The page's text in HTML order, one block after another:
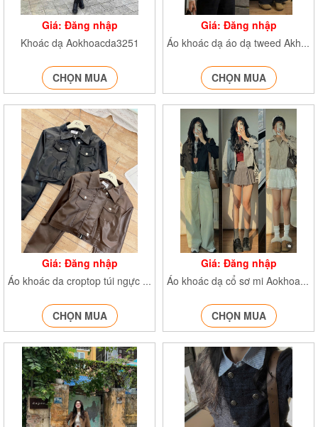
Giá: Đăng nhập
Khoác dạ Aokhoacda3251
CHỌN MUA
Giá: Đăng nhập
Áo khoác dạ áo dạ tweed Akhoacda251
CHỌN MUA
Giá: Đăng nhập
Áo khoác da croptop túi ngực Khoacdacrt230
CHỌN MUA
Giá: Đăng nhập
Áo khoác dạ cổ sơ mi AokhoacE338
CHỌN MUA